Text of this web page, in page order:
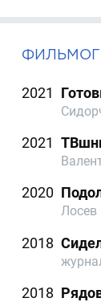
2021
2021
2020
Лосев
2018
2018